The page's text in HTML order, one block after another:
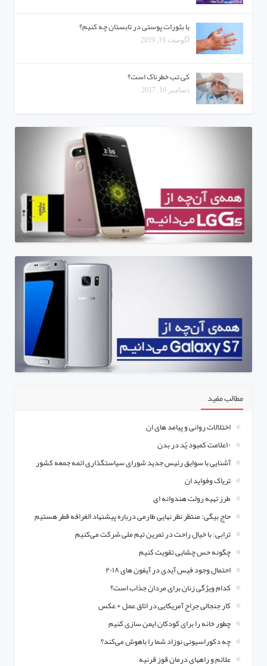
با بثورات پوستی در تابستان چه کنیم؟
آگوست 19, 2019
کی تب خطرناک است؟
دسامبر 16, 2017
مطالب مفید
اختلالات روانی و پیامد های ان
۱۰علامت کمبود یُد در بدن
آشنایی با سوابق رئیس جدید شورای سیاستگذاری ائمه جمعه کشور
تریاک وفواید ان
طرز تهیه رولت هندوانه ای
حاج بیگی: منتظر نظر نهایی طارمی درباره پیشنهاد الغرافه قطر هستیم
ترابی: با خیال راحت در تمرین تیم ملی شرکت می‌کنیم
چگونه حس چشایی تقویت کنیم
احتمال وجود فیس آیدی در آیفون های ۲۰۱۸
کدام ویژگی زنان برای مردان جذاب است؟
کار جنجالی جراح آمریکایی در اتاق عمل + عکس
چطور خانه را برای کودکان ایمن سازی کنیم
چه دکوراسیونی نوزاد شما را باهوش می‌کند؟
علائم و راههای درمان قوز قرنیه